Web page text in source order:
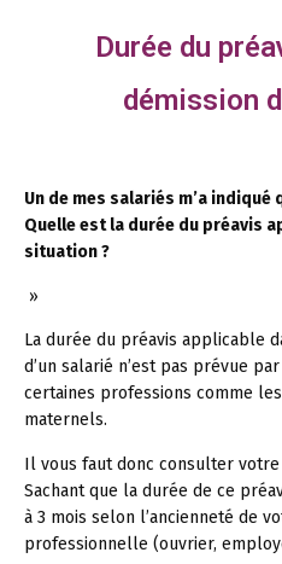
Durée du
démission
Un de mes salariés m’a
Quelle est la durée du préavis
situation ?
»
La durée du préavis applicable
d’un salarié n’est pas prévue
certaines professions comme
maternels.
Il vous faut donc consulter
Sachant que la durée de ce
à 3 mois selon l’ancienneté de
professionnelle (ouvrier,